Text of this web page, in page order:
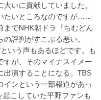
いに貢献していました。
たいところなのですが……
までNHK朝ドラ『ちむどん
評判がすこぶる悪い。
いう声もあるほどです。も
すが、そのマイナスイメー
出演することになる。TBS
インという一部報道があっ
こしていた平野ファンも